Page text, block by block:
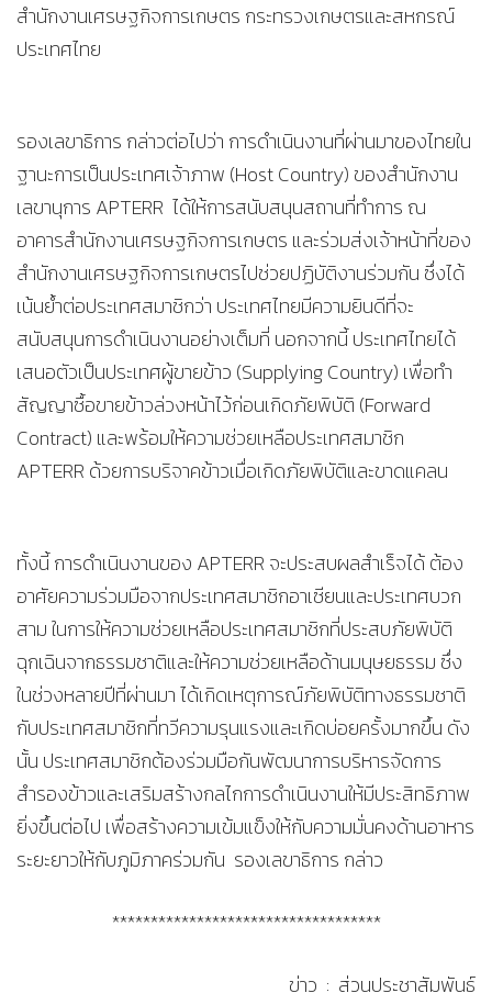
สำนักงานเศรษฐกิจการเกษตร กระทรวงเกษตรและสหกรณ์
ประเทศไทย
รองเลขาธิการ กล่าวต่อไปว่า การดำเนินงานที่ผ่านมาของไทยใน
ฐานะการเป็นประเทศเจ้าภาพ (Host Country) ของสำนักงาน
เลขานุการ APTERR ได้ให้การสนับสนุนสถานที่ทำการ ณ
อาคารสำนักงานเศรษฐกิจการเกษตร และร่วมส่งเจ้าหน้าที่ของ
สำนักงานเศรษฐกิจการเกษตรไปช่วยปฏิบัติงานร่วมกัน ซึ่งได้
เน้นย้ำต่อประเทศสมาชิกว่า ประเทศไทยมีความยินดีที่จะ
สนับสนุนการดำเนินงานอย่างเต็มที่ นอกจากนี้ ประเทศไทยได้
เสนอตัวเป็นประเทศผู้ขายข้าว (Supplying Country) เพื่อทำ
สัญญาซื้อขายข้าวล่วงหน้าไว้ก่อนเกิดภัยพิบัติ (Forward
Contract) และพร้อมให้ความช่วยเหลือประเทศสมาชิก
APTERR ด้วยการบริจาคข้าวเมื่อเกิดภัยพิบัติและขาดแคลน
ทั้งนี้ การดำเนินงานของ APTERR จะประสบผลสำเร็จได้ ต้อง
อาศัยความร่วมมือจากประเทศสมาชิกอาเซียนและประเทศบวก
สาม ในการให้ความช่วยเหลือประเทศสมาชิกที่ประสบภัยพิบัติ
ฉุกเฉินจากธรรมชาติและให้ความช่วยเหลือด้านมนุษยธรรม ซึ่ง
ในช่วงหลายปีที่ผ่านมา ได้เกิดเหตุการณ์ภัยพิบัติทางธรรมชาติ
กับประเทศสมาชิกที่ทวีความรุนแรงและเกิดบ่อยครั้งมากขึ้น ดัง
นั้น ประเทศสมาชิกต้องร่วมมือกันพัฒนาการบริหารจัดการ
สำรองข้าวและเสริมสร้างกลไกการดำเนินงานให้มีประสิทธิภาพ
ยิ่งขึ้นต่อไป เพื่อสร้างความเข้มแข็งให้กับความมั่นคงด้านอาหาร
ระยะยาวให้กับภูมิภาคร่วมกัน รองเลขาธิการ กล่าว
***********************************
ข่าว : ส่วนประชาสัมพันธ์